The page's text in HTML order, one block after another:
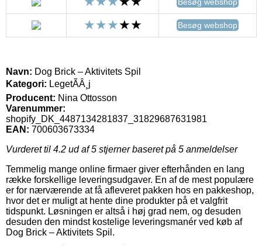
Besøg webshop
Navn: Dog Brick – Aktivitets Spil
Kategori: LegetÃÂ¸j
Producent: Nina Ottosson
Varenummer:
shopify_DK_4487134281837_31829687631981
EAN: 700603673334
Vurderet til 4.2 ud af 5 stjerner baseret på 5 anmeldelser
Temmelig mange online firmaer giver efterhånden en lang
række forskellige leveringsudgaver. En af de mest populære
er for nærværende at få afleveret pakken hos en pakkeshop,
hvor det er muligt at hente dine produkter på et valgfrit
tidspunkt. Løsningen er altså i høj grad nem, og desuden
desuden den mindst kostelige leveringsmanér ved køb af
Dog Brick – Aktivitets Spil.